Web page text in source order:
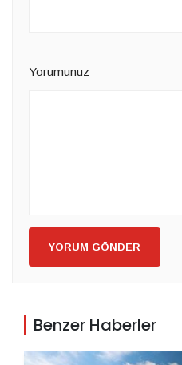
Yorumunuz
YORUM GÖNDER
Benzer Haberler